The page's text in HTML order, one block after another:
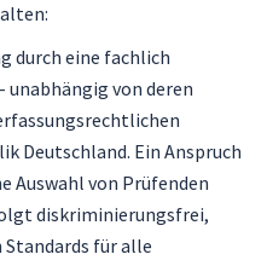
durch eine fachlich
von deren
Deutschland. Ein Anspruch
Auswahl von Prüfenden
diskriminierungsfrei,
für alle